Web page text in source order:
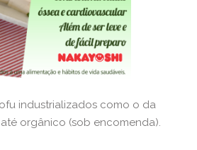
industrializados como o da
orgânico (sob encomenda).